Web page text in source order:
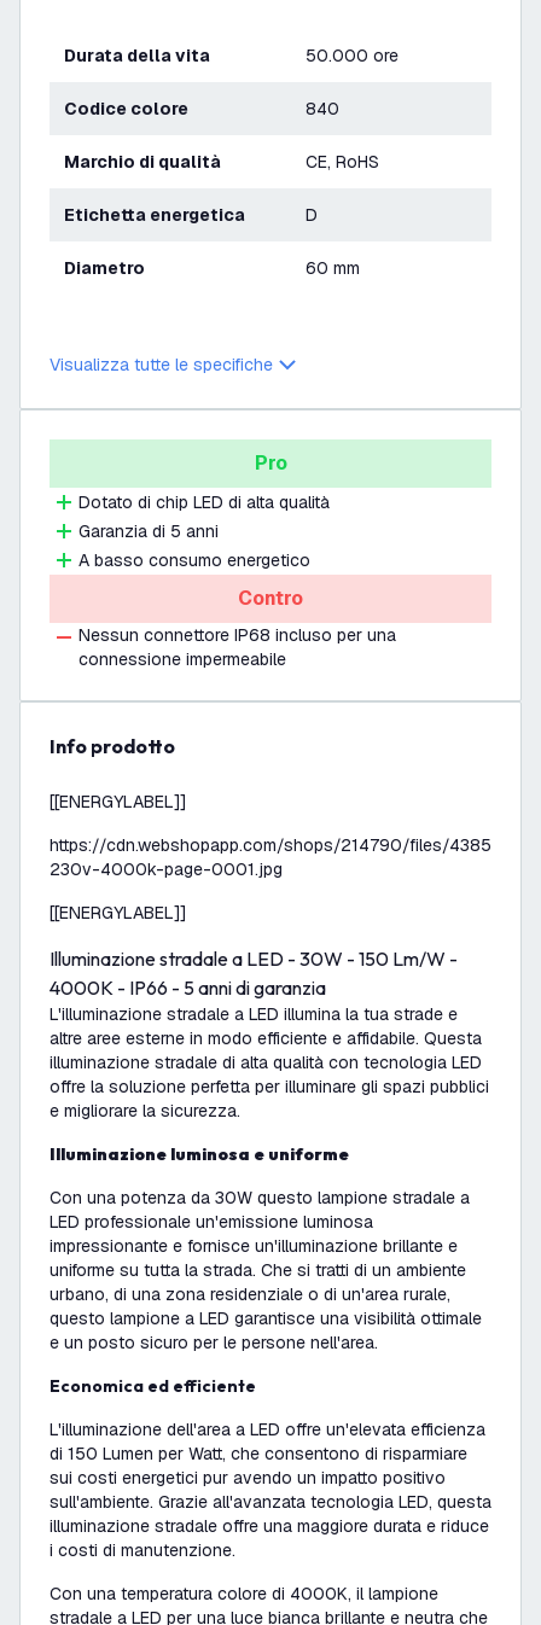
Durata della vita 50.000 ore
Codice colore 840
Marchio di qualità CE, RoHS
Etichetta energetica D
Diametro 60 mm
Visualizza tutte le specifiche
Pro
Dotato di chip LED di alta qualità
Garanzia di 5 anni
A basso consumo energetico
Contro
Nessun connettore IP68 incluso per una
connessione impermeabile
info prodotto
[[ENERGYLABEL]]
https://cdn.webshopapp.com/shops/214790/files/
230v-4000k-page-0001.jpg
[[ENERGYLABEL]]
Illuminazione stradale a LED - 30W - 150 Lm/W -
4000K - IP66 - 5 anni di garanzia
L'illuminazione stradale a LED illumina la tua strade e
altre aree esterne in modo efficiente e affidabile. Questa
illuminazione stradale di alta qualità con tecnologia LED
offre la soluzione perfetta per illuminare gli spazi pubblici
e migliorare la sicurezza.
Illuminazione luminosa e uniforme
Con una potenza da 30W questo lampione stradale a
LED professionale un'emissione luminosa
impressionante e fornisce un'illuminazione brillante e
uniforme su tutta la strada. Che si tratti di un ambiente
urbano, di una zona residenziale o di un'area rurale,
questo lampione a LED garantisce una visibilità ottimale
e un posto sicuro per le persone nell'area.
Economica ed efficiente
L'illuminazione dell'area a LED offre un'elevata efficienza
di 150 Lumen per Watt, che consentono di risparmiare
sui costi energetici pur avendo un impatto positivo
sull'ambiente. Grazie all'avanzata tecnologia LED, questa
illuminazione stradale offre una maggiore durata e riduce
i costi di manutenzione.
Con una temperatura colore di 4000K, illampione
stradale a LED per una luce bianca brillante e neutra che